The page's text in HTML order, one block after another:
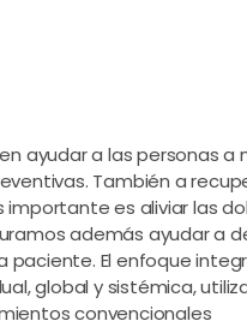
ayudar a las personas a
También a
es aliviar las
además ayudar a
El enfoque
global y sistémica,
convencionales